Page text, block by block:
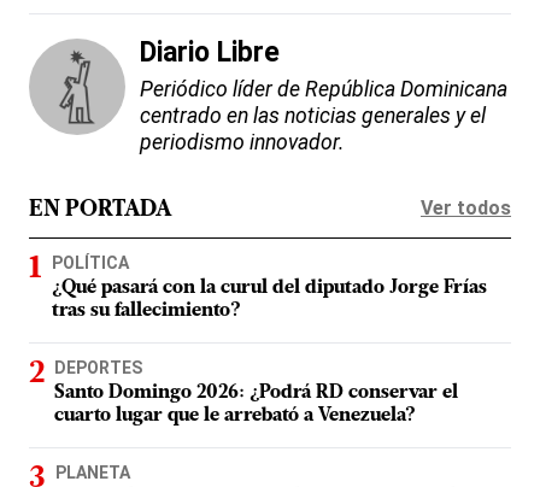
Diario Libre
Periódico líder de República Dominicana
centrado en las noticias generales y el
periodismo innovador.
EN PORTADA Ver todos
POLÍTICA
¿Qué pasará con la curul del diputado Jorge Frías
tras su fallecimiento?
DEPORTES
Santo Domingo 2026: ¿Podrá RD conservar el
cuarto lugar que le arrebató a Venezuela?
PLANETA